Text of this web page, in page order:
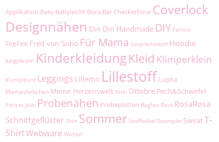
Applikation Baby Babyleicht Bora Bär Checkerhose Coverlock
Designnähen Din Din Handmade DIY Familie
FeeFee Fred von Soho Für Mama Gesprächsstoff Hoodie
Jungskram KinderkleidungKleid Klimperklein
Kluntjebunt Leggings Lillemo Lillestoff Lupita
Mamasliebchen Meine Herzenswelt Nicki Ottobre Pech&Schwefel
Petit et Jolie Probenähen Probeplotten Raglan Rock RosaRosa
Schnittgeflüster Shirt Sommer Stoffonkel Strampler SweatT-
ShirtWebware Wichtel